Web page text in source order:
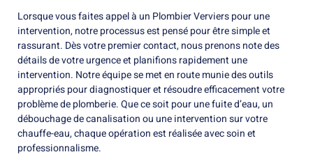
Lorsque vous faites appel à un Plombier Verviers pour une
intervention, notre processus est pensé pour être simple et
rassurant. Dès votre premier contact, nous prenons note des
détails de votre urgence et planifions rapidement une
intervention. Notre équipe se met en route munie des outils
appropriés pour diagnostiquer et résoudre efficacement votre
problème de plomberie. Que ce soit pour une fuite d’eau, un
débouchage de canalisation ou une intervention sur votre
chauffe-eau, chaque opération est réalisée avec soin et
professionnalisme.